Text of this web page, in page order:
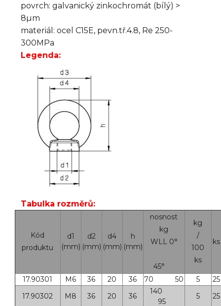
povrch: galvanický zinkochromát (bílý) >
8µm
materiál: ocel C15E, pevn.tř.4.8, Re 250-
300MPa
Legenda:
Tabulka rozměrů:
Kód
produktu
d1
(mm)
d2
(mm)
d4
(mm)
h
(mm)
nosnost
kg
WLL 0°
45°
kg
/
100
ks
ks
17.90301 M6 36 20 36 70 50 5
25
17.90302
M8 36 20 36
140
95
5 25